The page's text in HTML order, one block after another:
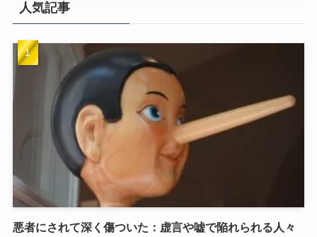
人気記事
悪者にされて深く傷ついた：虚言や嘘で陥れられる人々